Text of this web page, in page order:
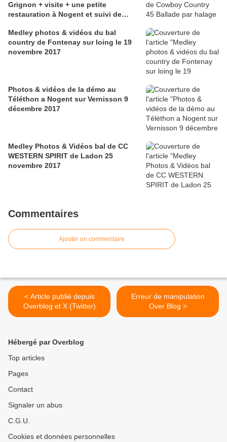
Grignon + visite + une petite
restauration à Nogent et suivi de
Medley photos & vidéos du bal
country de Fontenay sur loing le 19
novembre 2017
Photos & vidéos de la démo au
Téléthon a Nogent sur Vernisson 9
décembre 2017
Medley Photos & Vidéos bal de CC
WESTERN SPIRIT de Ladon 25
novembre 2017
Commentaires
Ajouter un commentaire
< Article publié depuis
Overblog et X (Twitter)
Erreur de manipulation
Over Blog >
Hébergé par Overblog
Top articles
Pages
Contact
Signaler un abus
C.G.U.
Cookies et données personnelles